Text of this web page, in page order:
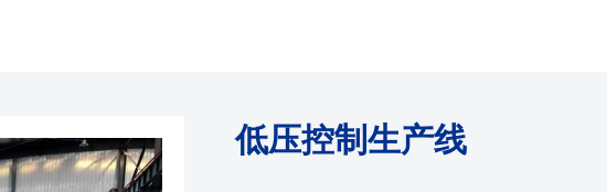
低压控制生产线